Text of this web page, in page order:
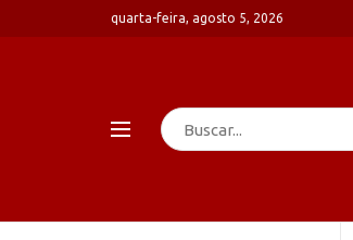
quarta-feira, agosto 5, 2026